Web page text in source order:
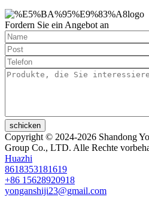
Fordern Sie ein Angebot an
schicken
Copyright © 2024-2026 Shandong
Group Co., LTD. Alle Rechte
Huazhi
8618353181619
+86 15628920918
yonganshiji23@gmail.com